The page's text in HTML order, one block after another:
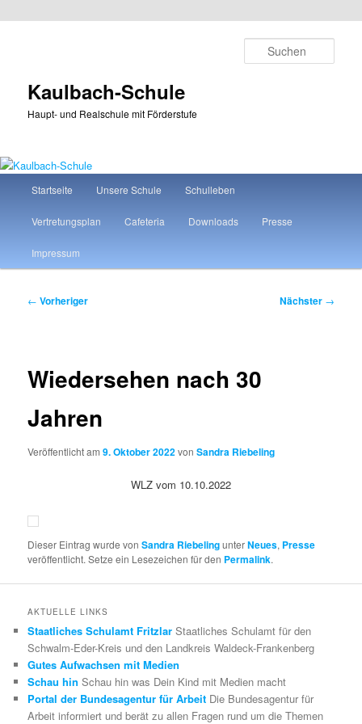
Kaulbach-Schule
Haupt- und Realschule mit Förderstufe
Startseite Unsere Schule Schulleben
Vertretungsplan Cafeteria Downloads Presse
Impressum
Beitragsnavigation
← Vorheriger Nächster →
Wiedersehen nach 30
Jahren
Veröffentlicht am9. Oktober 2022vonSandra Riebeling
WLZ vom 10.10.2022
Dieser Eintrag wurde vonSandra RiebelingunterNeues, Presse
veröffentlicht. Setze ein Lesezeichen für den Permalink.
AKTUELLE LINKS
Staatliches Schulamt Fritzlar Staatliches Schulamt für den
Schwalm-Eder-Kreis und den Landkreis Waldeck-Frankenberg
Gutes Aufwachsen mit Medien
Schau hin Schau hin was Dein Kind mit Medien macht
Portal der Bundesagentur für Arbeit Die Bundesagentur für
Arbeit informiert und berät zu allen Fragen rund um die Themen